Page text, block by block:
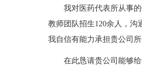
我对医药代表所从事的
教师团队招生120余人，沟
我自信有能力承担贵公司
在此恳请贵公司能够给